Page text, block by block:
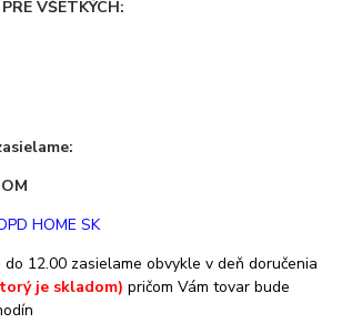
VŠETKÝCH:
HOME SK
12.00 zasielame obvykle v deň doručenia
je skladom) pričom Vám tovar bude